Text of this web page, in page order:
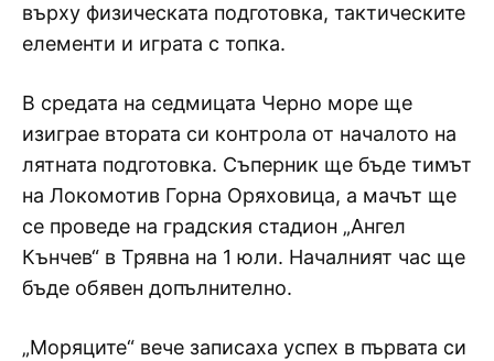
върху физическата подготовка, тактическите
елементи и играта с топка.
В средата на седмицата Черно море ще
изиграе втората си контрола от началото на
лятната подготовка. Съперник ще бъде тимът
на Локомотив Горна Оряховица, а мачът ще
се проведе на градския стадион „Ангел
Кънчев“ в Трявна на 1 юли. Началният час ще
бъде обявен допълнително.
„Моряците“ вече записаха успех в първата си